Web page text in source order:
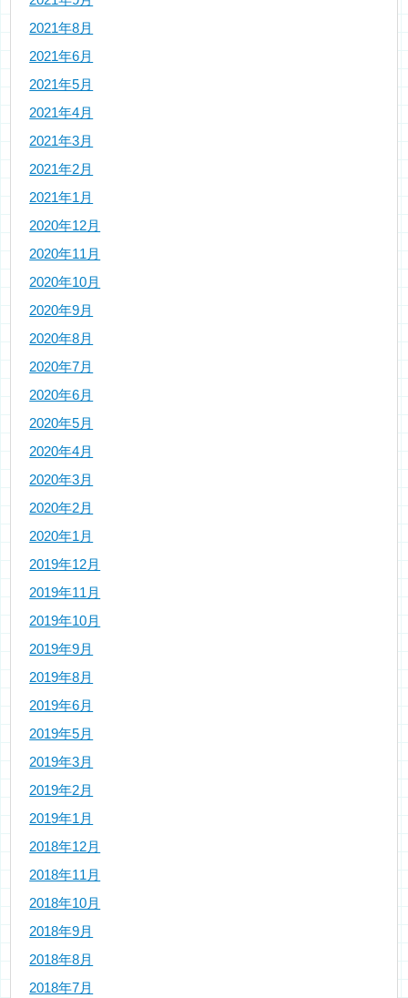
2021年8月
2021年6月
2021年5月
2021年4月
2021年3月
2021年2月
2021年1月
2020年12月
2020年11月
2020年10月
2020年9月
2020年8月
2020年7月
2020年6月
2020年5月
2020年4月
2020年3月
2020年2月
2020年1月
2019年12月
2019年11月
2019年10月
2019年9月
2019年8月
2019年6月
2019年5月
2019年3月
2019年2月
2019年1月
2018年12月
2018年11月
2018年10月
2018年9月
2018年8月
2018年7月